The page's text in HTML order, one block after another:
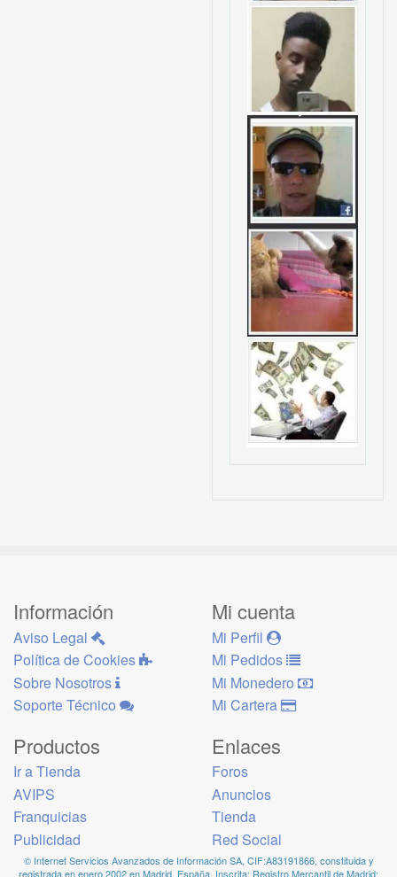
Información
Aviso Legal
Política de Cookies
Sobre Nosotros
Soporte Técnico
Mi cuenta
Mi Perfil
Mi Pedidos
Mi Monedero
Mi Cartera
Productos
Ir a Tienda
AVIPS
Franquicias
Publicidad
Enlaces
Foros
Anuncios
Tienda
Red Social
© Internet Servicios Avanzados de Información SA, CIF:A83191866, constituida y
registrada en enero 2002 en Madrid, España, Inscrita: Registro Mercantil de Madrid: